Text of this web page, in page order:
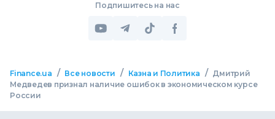
Подпишитесь на нас
Finance.ua / Все новости / Казна и Политика / Дмитрий
Медведев признал наличие ошибок в экономическом курсе
России